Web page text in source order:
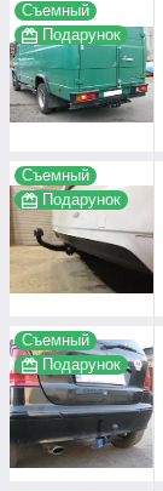
Съемный
Подарунок
Съемный
Подарунок
Съемный
Подарунок